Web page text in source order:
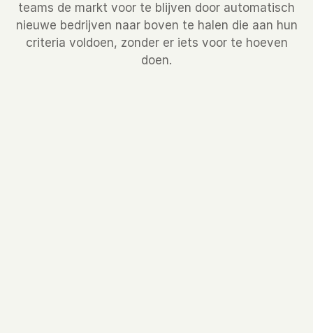
teams de markt voor te blijven door automatisch
nieuwe bedrijven naar boven te halen die aan hun
criteria voldoen, zonder er iets voor te hoeven
doen.